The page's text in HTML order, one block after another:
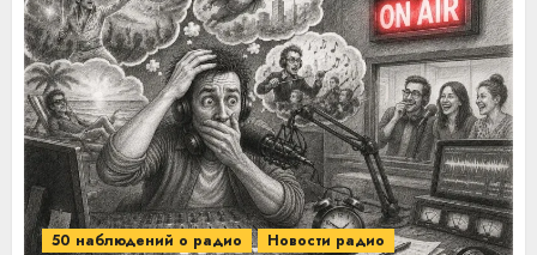
50 наблюдений о радио Новости радио